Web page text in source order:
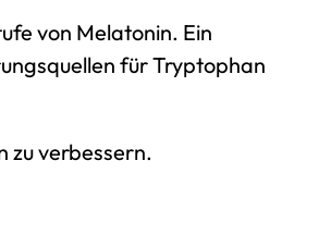
von Melatonin. Ein
für Tryptophan
zu verbessern.